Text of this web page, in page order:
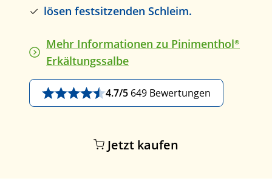
lösen festsitzenden Schleim.
Mehr Informationen zu Pinimenthol®
Erkältungssalbe
4.7/5 649 Bewertungen
Jetzt kaufen